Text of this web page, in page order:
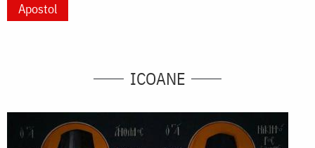
Apostol
ICOANE